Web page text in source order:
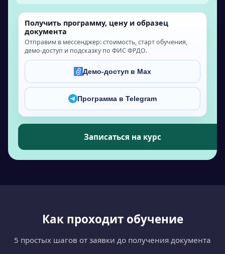
Получить программу, цену и образец
документа
Отправим в мессенджер: стоимость, старт обучения,
демо-доступ и подсказку по ФИС ФРДО.
Демо-доступ в Max
Программа в Telegram
Записаться на курс
Как проходит обучение
5 простых шагов от заявки до получения документа